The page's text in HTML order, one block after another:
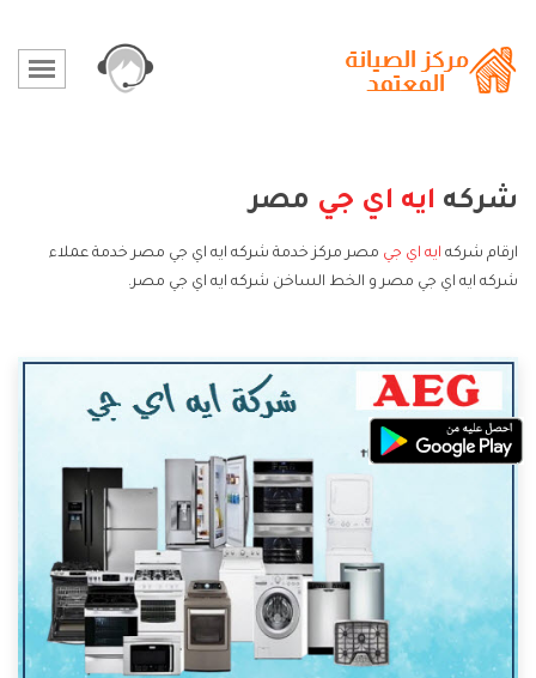
شركه ايه اي جي مصر
ارقام شركه ايه اي جي مصر مركز خدمة شركه ايه اي جي مصر خدمة عملاء
شركه ايه اي جي مصر و الخط الساخن شركه ايه اي جي مصر.